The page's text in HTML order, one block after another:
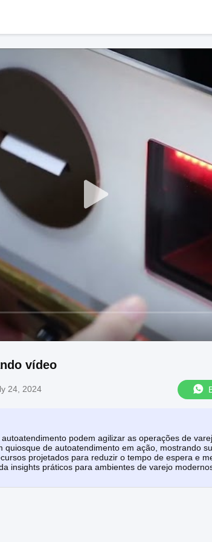
vídeo
24, 2024
podem agilizar as operações de
quiosque de autoatendimento em ação, mostrando
projetados para reduzir o tempo de espera e
insights práticos para ambientes de varejo